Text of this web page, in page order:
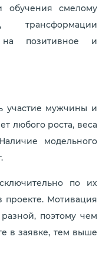
обучения смелому
на позитивное и
участие мужчины и
любого роста, веса
модельного
по их
проекте. Мотивация
поэтому чем
в заявке, тем выше